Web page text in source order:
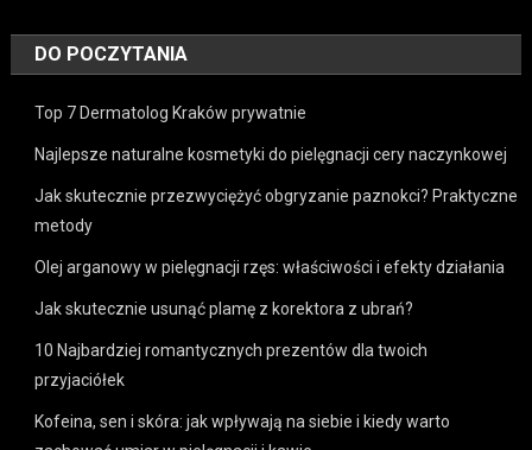
DO POCZYTANIA
Top 7 Dermatolog Kraków prywatnie
Najlepsze naturalne kosmetyki do pielęgnacji cery naczynkowej
Jak skutecznie przezwyciężyć obgryzanie paznokci? Praktyczne
metody
Olej arganowy w pielęgnacji rzęs: właściwości i efekty działania
Jak skutecznie usunąć plamę z korektora z ubrań?
10 Najbardziej romantycznych prezentów dla twoich
przyjaciółek
Kofeina, sen i skóra: jak wpływają na siebie i kiedy warto